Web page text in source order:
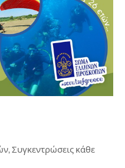
Συγκεντρώσεις κάθε